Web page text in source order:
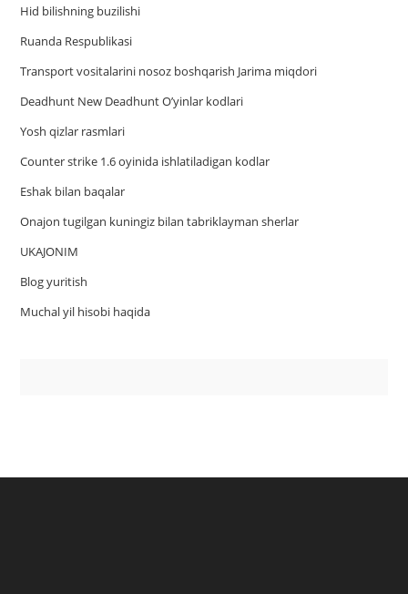
Hid bilishning buzilishi
Ruanda Respublikasi
Trаnsport vositаlаrini nosoz boshqаrish Jаrimа miqdori
Deadhunt New Deadhunt O’yinlar kodlari
Yosh qizlar rasmlari
Counter strike 1.6 oyinida ishlatiladigan kodlar
Eshak bilan baqalar
Onajon tugilgan kuningiz bilan tabriklayman sherlar
UKAJONIM
Blog yuritish
Muchal yil hisobi haqida